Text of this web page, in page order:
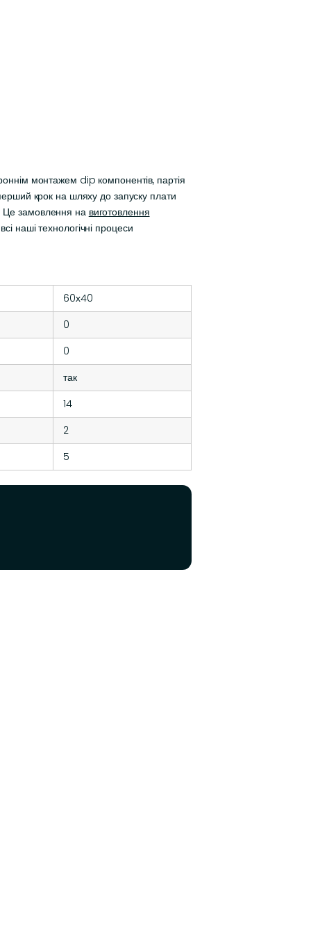
монтажем dip компонентів, партія
крок на шляху до запуску плати
Це замовлення на виготовлення
наші технологічні процеси
60х40
0
0
так
14
2
5